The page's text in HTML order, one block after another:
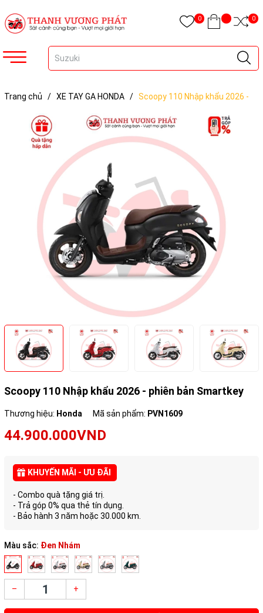
0 0
Trang chủ / XE TAY GA HONDA / Scoopy 110 Nhập khẩu 2026 -
Scoopy 110 Nhập khẩu 2026 - phiên bản Smartkey
Thương hiệu: Honda Mã sản phẩm: PVN1609
44.900.000VND
KHUYẾN MÃI - ƯU ĐÃI
- Combo quà tặng giá trị.
- Trả góp 0% qua thẻ tín dụng.
- Bảo hành 3 năm hoặc 30.000 km.
Màu sắc: Đen Nhám
– +